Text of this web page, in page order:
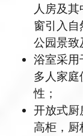
人房及
窗引入
公园景致
浴室采用
多人家庭
性；
开放式厨
高柜，